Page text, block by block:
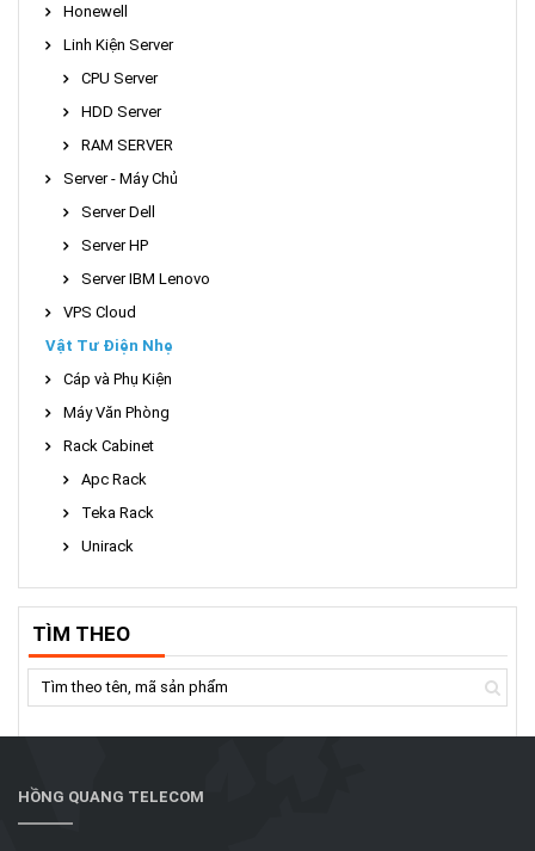
Honewell
Linh Kiện Server
CPU Server
HDD Server
RAM SERVER
Server - Máy Chủ
Server Dell
Server HP
Server IBM Lenovo
VPS Cloud
Vật Tư Điện Nhẹ
Cáp và Phụ Kiện
Máy Văn Phòng
Rack Cabinet
Apc Rack
Teka Rack
Unirack
TÌM THEO
HỒNG QUANG TELECOM